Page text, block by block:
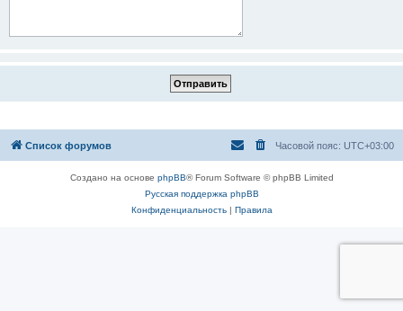
Список форумов Часовой пояс: UTC+03:00
Создано на основе phpBB® Forum Software © phpBB Limited
Русская поддержка phpBB
Конфиденциальность| Правила